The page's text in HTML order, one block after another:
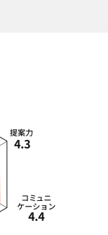
提案力
4.3
コミュニ
ケーション
4.4